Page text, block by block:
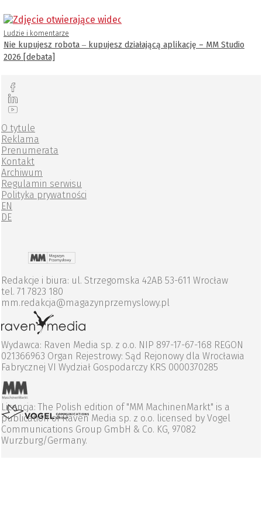
Ludzie i komentarze
Nie kupujesz robota ‒ kupujesz działającą aplikację – MM Studio
2026 [debata]
O tytule
Reklama
Prenumerata
Kontakt
Archiwum
Regulamin serwisu
Polityka prywatności
EN
DE
Redakcje i biura: ul. Strzegomska 42AB 53-611 Wrocław
tel. 71 7823 180
mm.redakcja@magazynprzemyslowy.pl
Wydawca: Raven Media sp. z o.o. NIP 897-17-67-168 REGON
021366963 Organ Rejestrowy: Sąd Rejonowy dla Wrocławia
Fabrycznej VI Wydział Gospodarczy KRS 0000370285
Licencja: The Polish edition of "MM MachinenMarkt" is a
publication of Raven Media sp. z o.o. licensed by Vogel
Communications Group GmbH & Co. KG, 97082
Wurzburg/Germany.